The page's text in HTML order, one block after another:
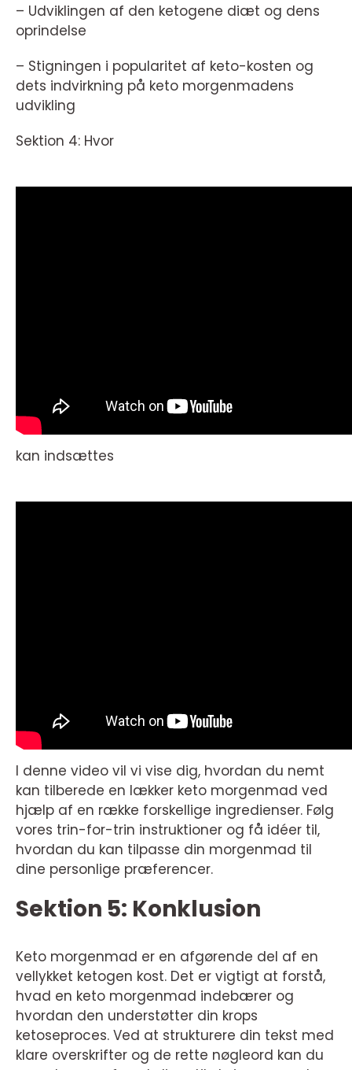
– Udviklingen af den ketogene diæt og dens
oprindelse
– Stigningen i popularitet af keto-kosten og
dets indvirkning på keto morgenmadens
udvikling
Sektion 4: Hvor
kan indsættes
I denne video vil vi vise dig, hvordan du nemt
kan tilberede en lækker keto morgenmad ved
hjælp af en række forskellige ingredienser. Følg
vores trin-for-trin instruktioner og få idéer til,
hvordan du kan tilpasse din morgenmad til
dine personlige præferencer.
Sektion 5: Konklusion
Keto morgenmad er en afgørende del af en
vellykket ketogen kost. Det er vigtigt at forstå,
hvad en keto morgenmad indebærer og
hvordan den understøtter din krops
ketoseproces. Ved at strukturere din tekst med
klare overskrifter og de rette nøgleord kan du